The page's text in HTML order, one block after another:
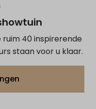
ruim 40 inspirerende
staan voor u klaar.